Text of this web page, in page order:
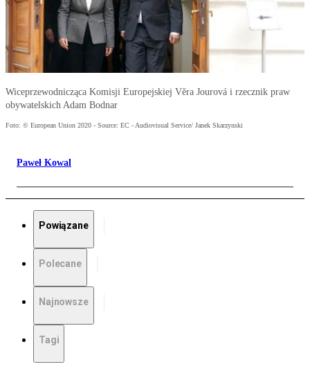
Wiceprzewodnicząca Komisji Europejskiej Věra Jourová i rzecznik praw
obywatelskich Adam Bodnar
Foto: © European Union 2020 - Source: EC - Audiovisual Service/ Janek Skarzynski
Paweł Kowal
Powiązane
Polecane
Najnowsze
Tagi